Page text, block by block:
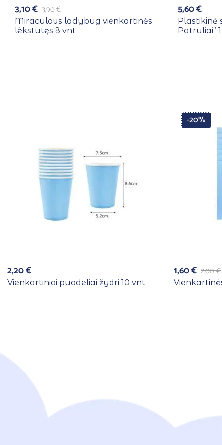
3,90€
3,10€
Miraculous ladybug vienkartinės
lėkstutęs 8 vnt
5,60€
Plastikinė
Patruliai”
2,20€
Vienkartiniai puodeliai žydri 10 vnt.
-20%
2,00€
1,60€